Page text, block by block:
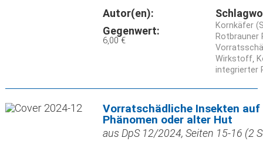
Autor(en):
Gegenwert:
6,00 €
Kornkäfer
Rotbrauner
Wirkstoff
integrierter
Vorratschädliche Insekten
Phänomen oder alter Hut
aus DpS 12/2024, Seiten 15-16 (2